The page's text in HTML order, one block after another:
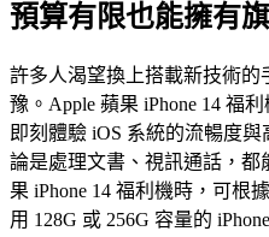
預算有限也能擁有
許多人渴望換上搭載新技術
豫。Apple 蘋果 iPhone 14 福
即刻體驗 iOS 系統的流暢度
論是處理文書、視訊通話，都
果 iPhone 14 福利機時，可根
用 128G 或 256G 容量的